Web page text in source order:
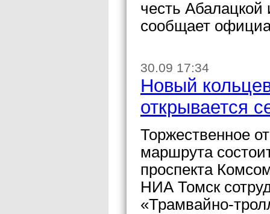
честь
сообщает
30.09 17:34
Новый
открывается
Торжественное
маршрута
проспекта
НИА Томск
«Трамвайно-